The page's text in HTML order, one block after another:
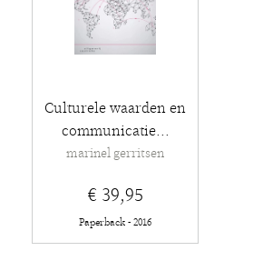
Culturele waarden en
communicatie...
marinel gerritsen
€ 39,95
Paperback - 2016